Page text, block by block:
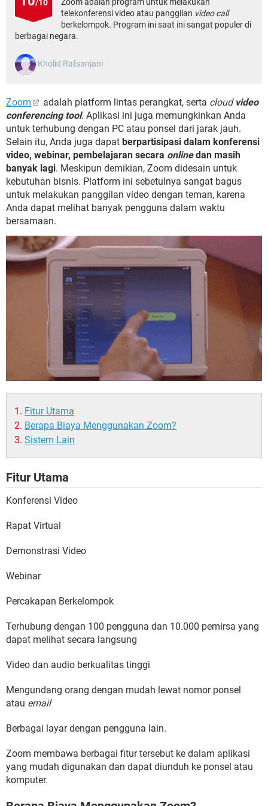
/10
telekonferensi video atau panggilan video call
berkelompok. Program ini saat ini sangat populer di
berbagai negara.
Kholid Rafsanjani
Zoom adalah platform lintas perangkat, serta cloud video
conferencing tool. Aplikasi ini juga memungkinkan Anda
untuk terhubung dengan PC atau ponsel dari jarak jauh.
Selain itu, Anda juga dapat berpartisipasi dalam konferensi
video, webinar, pembelajaran secara onlinedan masih
banyak lagi. Meskipun demikian, Zoom didesain untuk
kebutuhan bisnis. Platform ini sebetulnya sangat bagus
untuk melakukan panggilan video dengan teman, karena
Anda dapat melihat banyak pengguna dalam waktu
bersamaan.
Fitur Utama
Berapa Biaya Menggunakan Zoom?
Sistem Lain
Fitur Utama
Konferensi Video
Rapat Virtual
Demonstrasi Video
Webinar
Percakapan Berkelompok
Terhubung dengan 100 pengguna dan 10.000 pemirsa yang
dapat melihat secara langsung
Video dan audio berkualitas tinggi
Mengundang orang dengan mudah lewat nomor ponsel
atau email
Berbagai layar dengan pengguna lain.
Zoom membawa berbagai fitur tersebut ke dalam aplikasi
yang mudah digunakan dan dapat diunduh ke ponsel atau
komputer.